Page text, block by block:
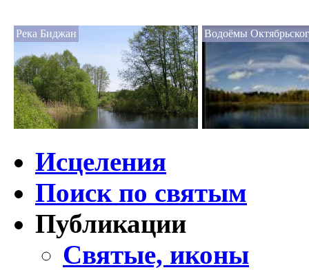
Река Биджан Водоёмы
Исцеления
Поиск по святым
Публикации
Святые, иконы